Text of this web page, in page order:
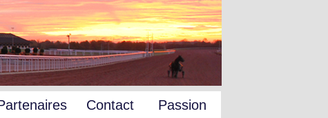
Contact Passion